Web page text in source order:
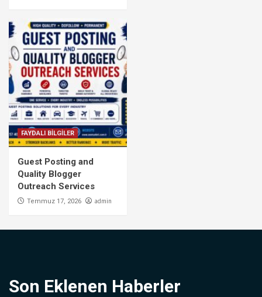
FAYDALI BİLGİLER
Guest Posting and
Quality Blogger
Outreach Services
Temmuz 17, 2026 admin
Son Eklenen Haberler